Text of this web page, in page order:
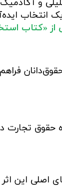
و
انتخاب
«کتاب
حقوق تجارت
این اثر